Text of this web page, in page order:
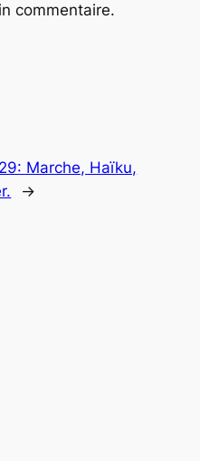
commentaire.
Marche, Haïku,
→